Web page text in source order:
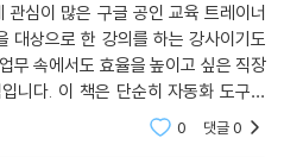
치신 독자분들도 “이걸 지금까지 손
, 내 손끝에서 탄생한 자동화 코드의
고 무엇보다 지금까지 우리가 얼마나
를 느껴보시기를 기원합니다. 이러한
저해하는 비본질들이 하나둘 봄눈 녹
심이 많은 구글 공인 교육 트레이너
대상으로 한 강의를 하는 강사이기도
무 속에서도 효율을 높이고 싶은 직장
니다. 이 책은 단순히 자동화 도구를
장에서 적용할 수 있는 실용적인 사례
0 댓글0